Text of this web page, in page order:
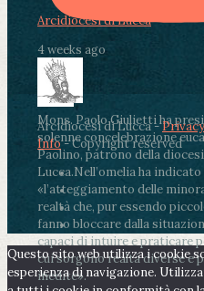
Arcidiocesi di Lucca
4 weeks ago
Mons. Paolo Giulietti ha
solenne concelebrazione
Paolino, patrono della
Lucca.Nell’omelia ha
«l’atteggiamento delle
realtà che, pur essendo
fanno bloccare dalla
capaci di intuire e praticare
cui sorgono realtà diverse e
inedite».
Arcidiocesi di Lucca -
Info- Copyright reserved
Questo sito web utilizza i cookie
esperienza di navigazione.